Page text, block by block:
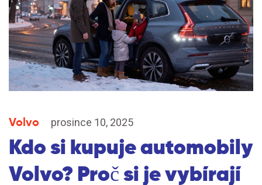
Volvo prosince 10, 2025
Kdo si kupuje automobily
Volvo? Proč si je vybírají